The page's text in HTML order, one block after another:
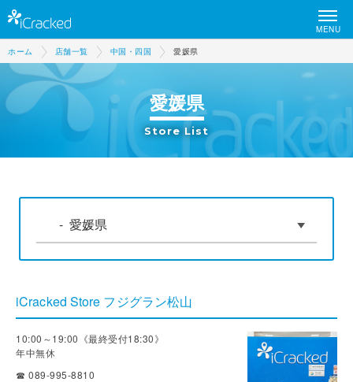
MENU
ホーム 店舗一覧 中国・四国 愛媛県
愛媛県
Store List
iCracked Store フジグラン松山
10:00～19:00《最終受付18:30》
年中無休
☎ 089-995-8810